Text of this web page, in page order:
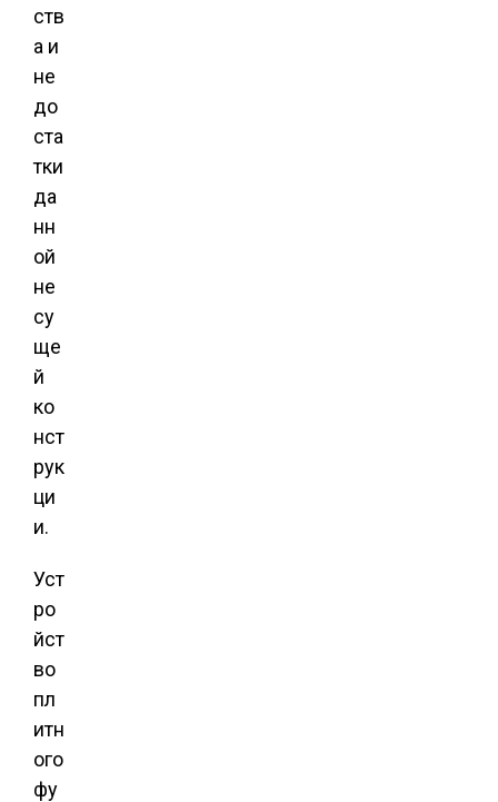
ств
а и
не
до
ста
тки
да
нн
ой
не
су
ще
й
ко
нст
рук
ци
и.
Уст
ро
йст
во
пл
итн
ого
фу